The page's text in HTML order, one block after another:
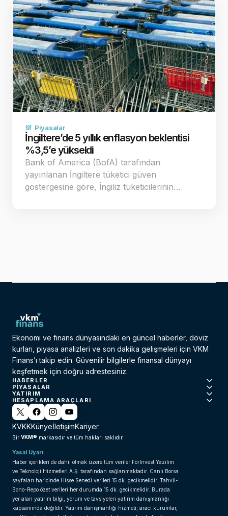
Piyasalar
İngiltere’de 5 yıllık enflasyon beklentisi
%3,5’e yükseldi
Bank of America (BofA) tarafından
yayınlanan İngiltere tüketici güven
göstergesine göre, İngiliz tüketicilerinin…
Ekonomi ve finans dünyasındaki en güncel haberler, döviz
kurları, piyasa analizleri ve son dakika gelişmeleri için VKM
Finans’ı takip edin. Güvenilir bilgilerle finansal dünyayı
keşfetmek için doğru adrestesiniz.
HABERLER
PIYASALAR
YATIRIM
HESAPLAMA ARAÇLARI
KVKKKünyeİletişimKariyer
Bir VKM® markasıdır ve tüm hakları saklıdır.
Yasal Uyarı
Haber içerikleri de dahil olmak üzere tüm veriler ForInvest Yazılım
ve Teknoloji Hizmetleri A.Ş. tarafından sağlanmaktadır. Canlı Borsa
sayfaları haricinde Hisse Senedi verileri 15 dk. gecikmelidir. Tahvil-
Bono-Repo özet verileri her durumda 15 dk. gecikmelidir. Burada
yer alan yatırım bilgi, yorum ve tavsiyeleri yatırım danışmanlığı
kapsamında değildir. Yatırım danışmanlığı hizmeti; aracı kurumlar,